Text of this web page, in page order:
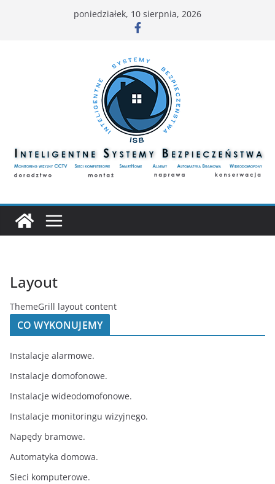
poniedziałek, 10 sierpnia, 2026
Layout
ThemeGrill layout content
CO WYKONUJEMY
Instalacje alarmowe.
Instalacje domofonowe.
Instalacje wideodomofonowe.
Instalacje monitoringu wizyjnego.
Napędy bramowe.
Automatyka domowa.
Sieci komputerowe.